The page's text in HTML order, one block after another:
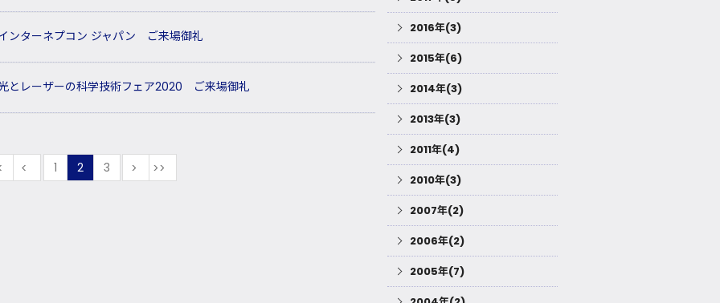
ンターネプコン ジャパン ご来場御礼
とレーザーの科学技術フェア2020 ご来場御礼
前1 2 3 次
2016年(3)
2015年(6)
2014年(3)
2013年(3)
2011年(4)
2010年(3)
2007年(2)
2006年(2)
2005年(7)